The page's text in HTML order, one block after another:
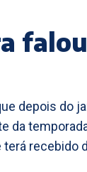
depois do
da
recebido